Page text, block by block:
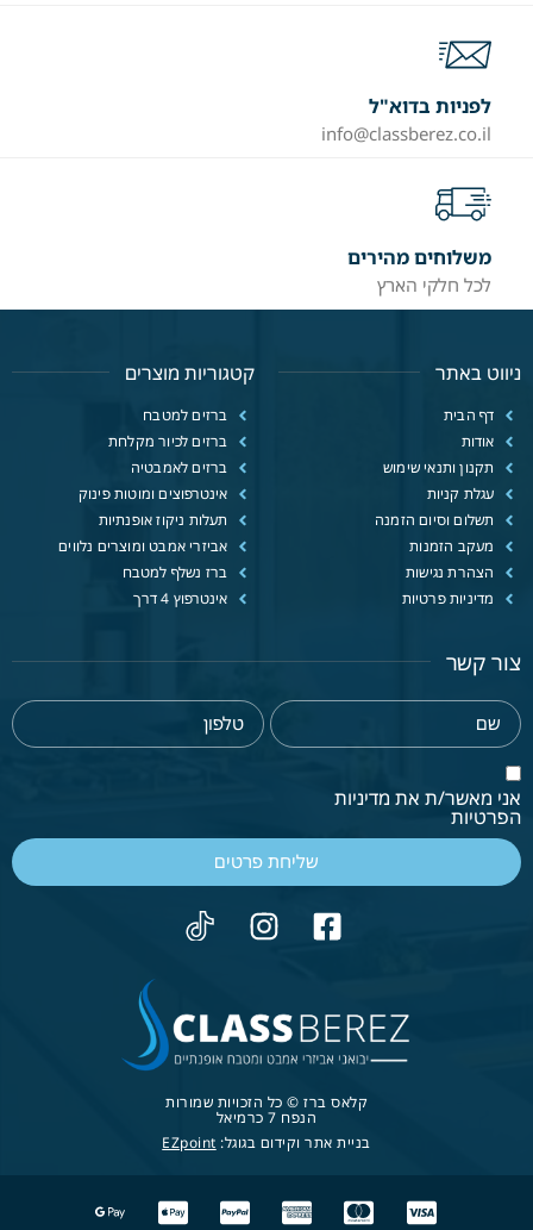
לפניות בדוא"ל
info@classberez.co.il
משלוחים מהירים
לכל חלקי הארץ
ניווט באתר
דף הבית
אודות
תקנון ותנאי שימוש
עגלת קניות
תשלום וסיום הזמנה
מעקב הזמנות
הצהרת נגישות
מדיניות פרטיות
קטגוריות מוצרים
ברזים למטבח
ברזים לכיור מקלחת
ברזים לאמבטיה
אינטרפוצים ומוטות פינוק
תעלות ניקוז אופנתיות
אביזרי אמבט ומוצרים נלווים
ברז נשלף למטבח
אינטרפוץ 4 דרך
צור קשר
אני מאשר/ת את מדיניות
הפרטיות
שליחת פרטים
קלאס ברז © כל הזכויות שמורות
הנפח 7 כרמיאל
בניית אתר וקידום בגוגל: EZpoint